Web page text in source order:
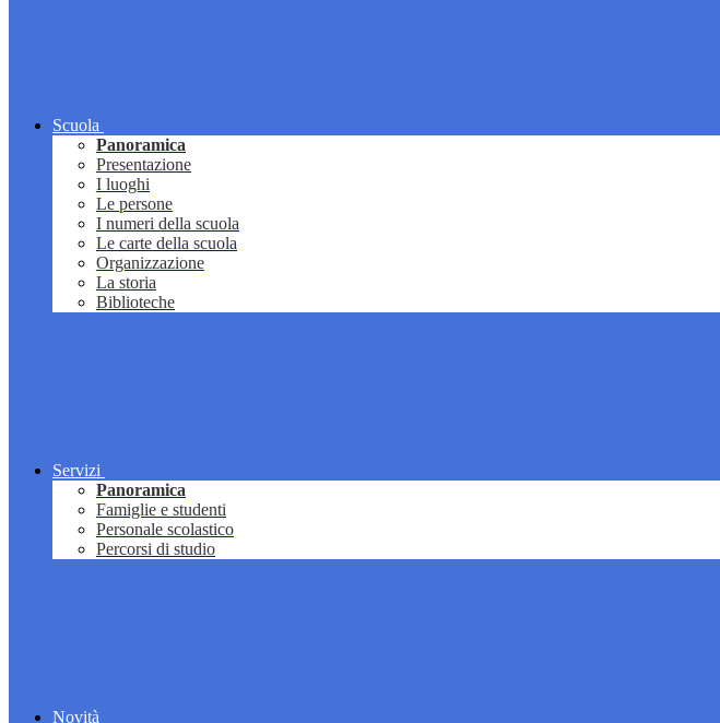
Scuola
Panoramica
Presentazione
I luoghi
Le persone
I numeri della scuola
Le carte della scuola
Organizzazione
La storia
Biblioteche
Servizi
Panoramica
Famiglie e studenti
Personale scolastico
Percorsi di studio
Novità